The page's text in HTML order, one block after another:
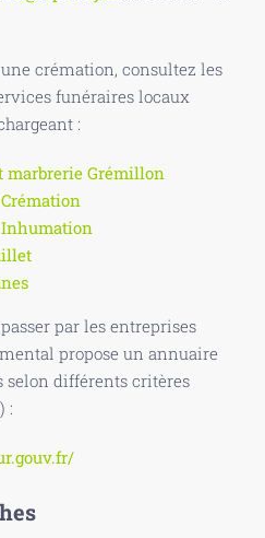
crémation, consultez les
funéraires locaux
:
marbrerie Grémillon
Inhumation
par les entreprises
propose un annuaire
selon différents critères
: